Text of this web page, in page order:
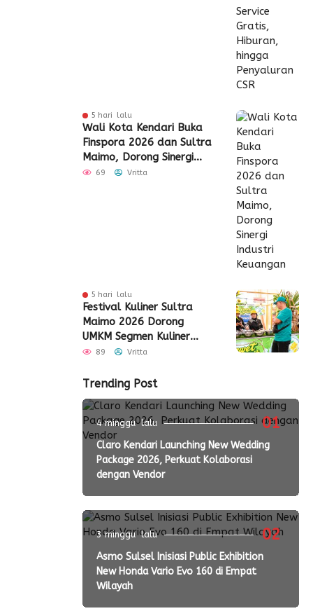
5 hari lalu
Wali Kota Kendari Buka
Finspora 2026 dan Sultra
Maimo, Dorong Sinergi
Industri Keuangan
69 Vritta
5 hari lalu
Festival Kuliner Sultra
Maimo 2026 Dorong
UMKM Segmen Kuliner
Perluas Akses Pasar
89 Vritta
Trending Post
01
4 minggu lalu
Claro Kendari Launching New Wedding
Package 2026, Perkuat Kolaborasi
dengan Vendor
02
3 minggu lalu
Asmo Sulsel Inisiasi Public Exhibition
New Honda Vario Evo 160 di Empat
Wilayah